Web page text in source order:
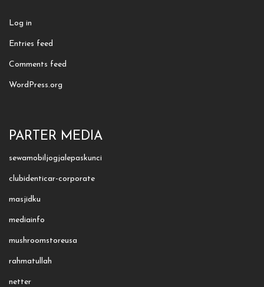
Log in
Entries feed
Comments feed
WordPress.org
PARTER MEDIA
sewamobiljogjalepaskunci
clubidenticar-corporate
masjidku
mediainfo
mushroomstoreusa
rahmatullah
netter